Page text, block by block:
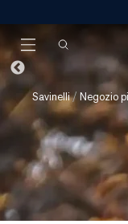
Savinelli/ Negozio